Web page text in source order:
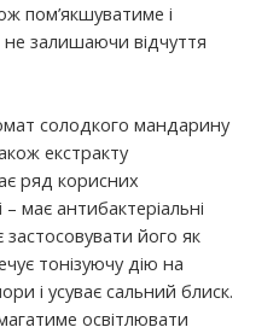
пом’якшуватиме і
не залишаючи відчуття
солодкого мандарину
екстракту
ряд корисних
має антибактеріальні
його як
тонізуючу дію на
і усуває сальний блиск.
освітлювати